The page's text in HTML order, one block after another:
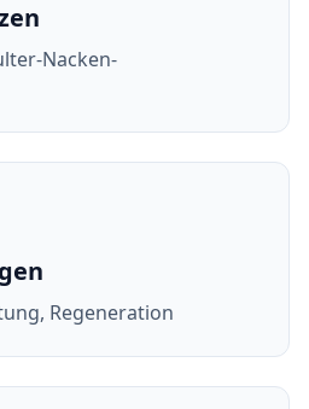
Nacken-
Regeneration